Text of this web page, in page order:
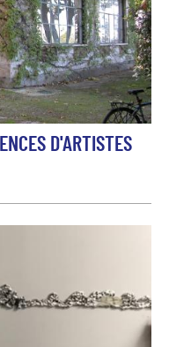
D'ARTISTES